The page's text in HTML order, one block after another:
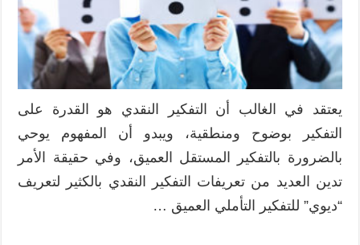
يعتقد في الغالب أن التفكير النقدي هو القدرة على
التفكير بوضوح ومنطقية، ويبدو أن المفهوم يوحي
بالضرورة بالتفكير المستقل العميق، وفي حقيقة الأمر
تدين العديد من تعريفات التفكير النقدي بالكثير لتعريف
“ديوي” للتفكير التأملي العميق …